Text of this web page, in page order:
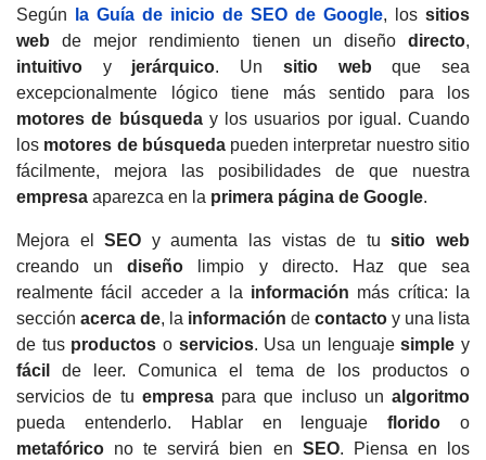
Según la Guía de inicio de SEO de Google, los sitios
web de mejor rendimiento tienen un diseño directo,
intuitivo y jerárquico. Un sitio web que sea
excepcionalmente lógico tiene más sentido para los
motores de búsqueday los usuarios por igual. Cuando
los motores de búsquedapueden interpretar nuestro sitio
fácilmente, mejora las posibilidades de que nuestra
empresa aparezca en la primera página de Google.
Mejora elSEO y aumenta las vistas de tusitio web
creando undiseño limpio y directo.
Haz que sea
realmente fácil acceder a la información más crítica: la
sección acerca de, la información de contacto y una lista
de tus productos o servicios. Usa un lenguajesimple y
fácil
de leer.Comunica el tema de los productos o
servicios de tu empresapara que incluso un algoritmo
pueda entenderlo.
Hablar en lenguajeflorido o
metafórico no te servirá bien en SEO.
Piensa en los